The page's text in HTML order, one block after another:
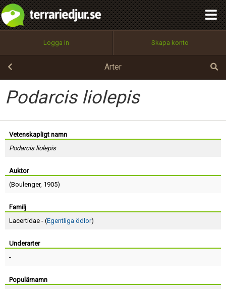
Logga in Skapa konto
Arter
Podarcis liolepis
Vetenskapligt namn
Podarcis liolepis
Auktor
(Boulenger, 1905)
Familj
Lacertidae - (Egentliga ödlor)
Underarter
-
Populärnamn
Utför
100%
OK
integritetspolicy
Namn:
Epost:
Lösenord:
Terms of Service
Begär nytt lösenord
Tillbaka till förstasidan